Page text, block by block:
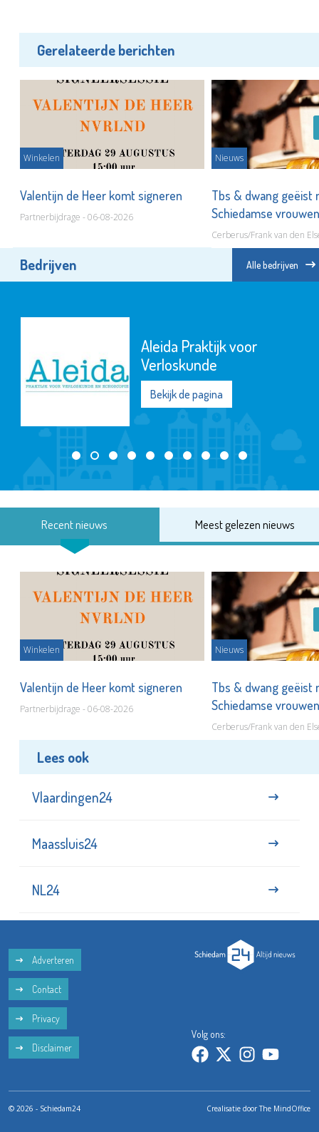
Gerelateerde berichten
Winkelen
Valentijn de Heer komt signeren
Partnerbijdrage - 06-08-2026
Nieuws
Tbs & dwang geëist
Schiedamse
Cerberus/Frank van den
Bedrijven Alle bedrijven
Aleida Praktijk voor
Verloskunde
Bekijk de pagina
Recent nieuws Meest gelezen nieuws
Winkelen
Valentijn de Heer komt signeren
Partnerbijdrage - 06-08-2026
Nieuws
Tbs & dwang geëist
Schiedamse
Cerberus/Frank van den
Lees ook
Vlaardingen24
Maassluis24
NL24
Adverteren
Contact
Privacy
Disclaimer
Volg ons:
© 2026 - Schiedam24 Crealisatie doorThe MindOffice